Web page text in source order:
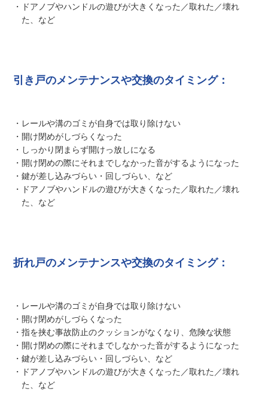
・ドアノブやハンドルの遊びが大きくなった／取れた／壊れ
た、など
引き戸のメンテナンスや交換のタイミング：
・レールや溝のゴミが自身では取り除けない
・開け閉めがしづらくなった
・しっかり閉まらず開けっ放しになる
・開け閉めの際にそれまでしなかった音がするようになった
・鍵が差し込みづらい・回しづらい、など
・ドアノブやハンドルの遊びが大きくなった／取れた／壊れ
た、など
折れ戸のメンテナンスや交換のタイミング：
・レールや溝のゴミが自身では取り除けない
・開け閉めがしづらくなった
・指を挟む事故防止のクッションがなくなり、危険な状態
・開け閉めの際にそれまでしなかった音がするようになった
・鍵が差し込みづらい・回しづらい、など
・ドアノブやハンドルの遊びが大きくなった／取れた／壊れ
た、など